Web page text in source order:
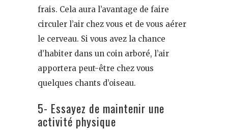
frais. Cela aura l’avantage de faire
circuler l’air chez vous et de vous aérer
le cerveau. Si vous avez la chance
d’habiter dans un coin arboré, l’air
apportera peut-être chez vous
quelques chants d’oiseau.
5- Essayez de maintenir une
activité physique